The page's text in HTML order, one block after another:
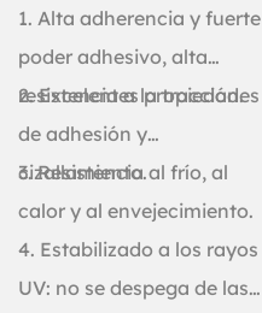
1. Alta adherencia y fuerte
poder adhesivo, alta
resistencia a la tracción.
2. Excelentes propiedades
de adhesión y
cizallamiento.
3. Resistencia al frío, al
calor y al envejecimiento.
4. Estabilizado a los rayos
UV: no se despega de las